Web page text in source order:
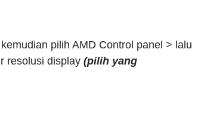
pilih AMD Control panel > lalu
resolusi display (pilih yang